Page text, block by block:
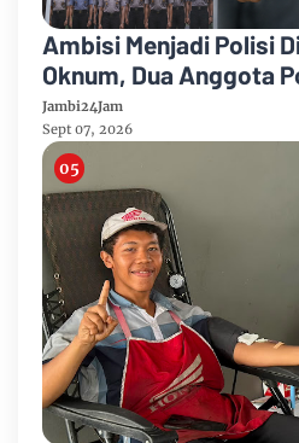
Ambisi Menjadi Polisi
Oknum, Dua Anggota
Diduga Tipu Calon
Kelulusan
Jambi24Jam
Sept 07, 2026